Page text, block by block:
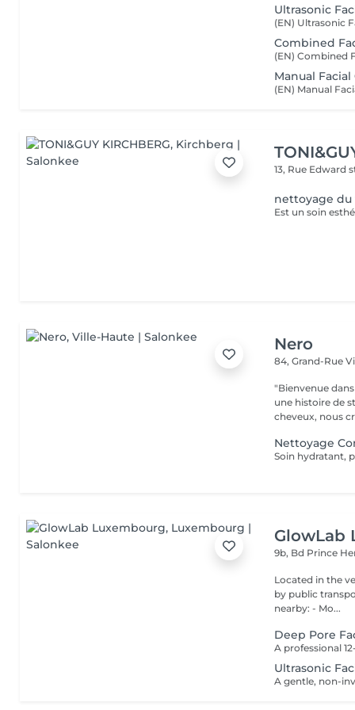
Ultrasonic
Combined
Manual
13, Rue Edward
nettoyage du
Nero
84, Grand-Rue
"Bienvenue
une histoire de
cheveux, nous
Nettoyage
Soin hydratant,
GlowLab
9b, Bd Prince
Located in the very heart
by public transport:
nearby: - Mo...
Deep Pore
Ultrasonic